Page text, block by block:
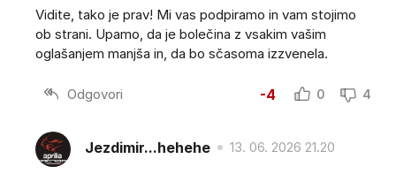
Vidite, tako je prav! Mi vas podpiramo in vam stojimo
ob strani. Upamo, da je bolečina z vsakim vašim
oglašanjem manjša in, da bo sčasoma izzvenela.
Odgovori -4 0 4
Jezdimir...hehehe 13. 06. 2026 21.20